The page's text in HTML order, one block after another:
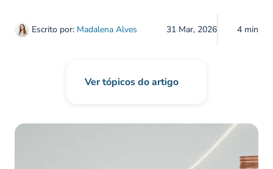
Escrito por: Madalena Alves 31 Mar, 2026 4 min
Ver tópicos do artigo